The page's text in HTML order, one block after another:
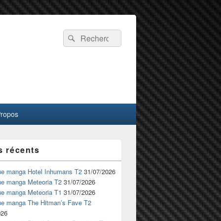
Recherche :
Rechercher
récents
manga Hotel Inhumans T2 31/07/2026
manga Meteoria T2 31/07/2026
manga Meteoria T1 31/07/2026
manga The Hitman’s Fave T2